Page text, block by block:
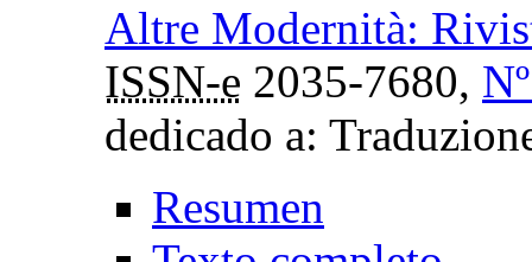
Altre Modernità:
ISSN-e 2035-7680,
dedicado a:
Resumen